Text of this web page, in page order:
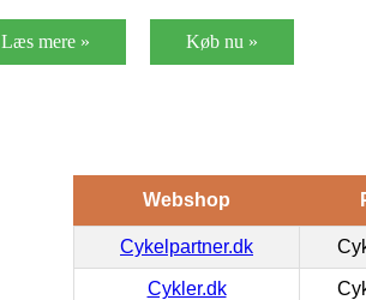
Læs mere » Køb nu »
Webshop
Cykelpartner.dk
Cykler.dk